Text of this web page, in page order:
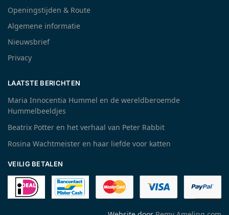
Openingstijden & Route
Algemene informatie
Nieuwsbrief
Privacy
LAATSTE BERICHTEN
Maria Innocentia Hummel en de wereldberoemde
Hummelbeeldjes
Beatrix Potter en het verhaal van Peter Rabbit
Rosina Wachtmeister en haar liefde voor katten
VEILIG BETALEN